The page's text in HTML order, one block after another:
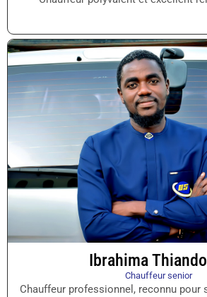
Ibrahima
Chauffeur senior
Chauffeur professionnel, reconnu pour